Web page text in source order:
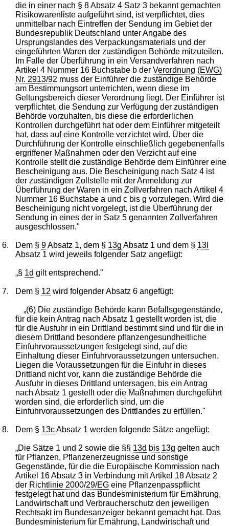
die in einer nach §8Absatz 4 Satz 3 bekannt gemachten
Risikowarenliste aufgeführt sind, ist verpflichtet, dies
unmittelbar nach Eintreffen der Sendung im Gebiet der
Bundesrepublik Deutschland unter Angabe des
Ursprungslandes des Verpackungsmaterials und der
eingeführten Waren der zuständigen Behörde mitzuteilen.
Im Falle der Überführung in ein Versandverfahren nach
Artikel 4 Nummer 16 Buchstabe b derVerordnung (EWG)
Nr. 2913/92 muss der Einführer die zuständige Behörde
am Bestimmungsort unterrichten, wenn diese im
Geltungsbereich dieser Verordnung liegt. Der Einführer ist
verpflichtet, die Sendung zur Verfügung der zuständigen
Behörde vorzuhalten, bis diese die erforderlichen
Kontrollen durchgeführt hat oder dem Einführer mitgeteilt
hat, dass auf eine Kontrolle verzichtet wird. Über die
Durchführung der Kontrolle einschließlich gegebenenfalls
ergriffener Maßnahmen oder den Verzicht auf eine
Kontrolle stellt die zuständige Behörde dem Einführer eine
Bescheinigung aus. Die Bescheinigung nach Satz 4 ist
der zuständigen Zollstelle mit der Anmeldung zur
Überführung der Waren in ein Zollverfahren nach Artikel 4
Nummer 16 Buchstabe a und c bis g vorzulegen. Wird die
Bescheinigung nicht vorgelegt, ist die Überführung der
Sendung in eines der in Satz 5 genannten Zollverfahren
ausgeschlossen."
6. Dem §9Absatz 1, dem § 13g Absatz 1 und dem § 13l
Absatz 1 wird jeweils folgender Satz angefügt:
„§ 1d gilt entsprechend."
7. Dem § 12 wird folgender Absatz 6 angefügt:
„(6) Die zuständige Behörde kann Befallsgegenstände,
für die kein Antrag nach Absatz 1 gestellt worden ist, die
für die Ausfuhr in ein Drittland bestimmt sind und für die in
diesem Drittland besondere pflanzengesundheitliche
Einfuhrvoraussetzungen festgelegt sind, auf die
Einhaltung dieser Einfuhrvoraussetzungen untersuchen.
Liegen die Voraussetzungen für die Einfuhr in dieses
Drittland nicht vor, kann die zuständige Behörde die
Ausfuhr in dieses Drittland untersagen, bis ein Antrag
nach Absatz 1 gestellt oder die Maßnahmen durchgeführt
worden sind, die erforderlich sind, um die
Einfuhrvoraussetzungen des Drittlandes zu erfüllen."
8. Dem § 13cAbsatz 1 werden folgende Sätze angefügt:
„Die Sätze 1 und 2 sowie die §§ 13d bis 13g gelten auch
für Pflanzen, Pflanzenerzeugnisse und sonstige
Gegenstände, für die die Europäische Kommission nach
Artikel 16 Absatz 3 in Verbindung mit Artikel 18 Absatz 2
der Richtlinie 2000/29/EG eine Pflanzenpasspflicht
festgelegt hat und das Bundesministerium für Ernährung,
Landwirtschaft und Verbraucherschutz den jeweiligen
Rechtsakt im Bundesanzeiger bekannt gemacht hat. Das
Bundesministerium für Ernährung, Landwirtschaft und